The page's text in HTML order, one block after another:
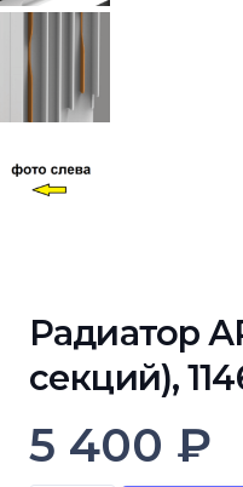
Радиатор
секций),
5 400 ₽